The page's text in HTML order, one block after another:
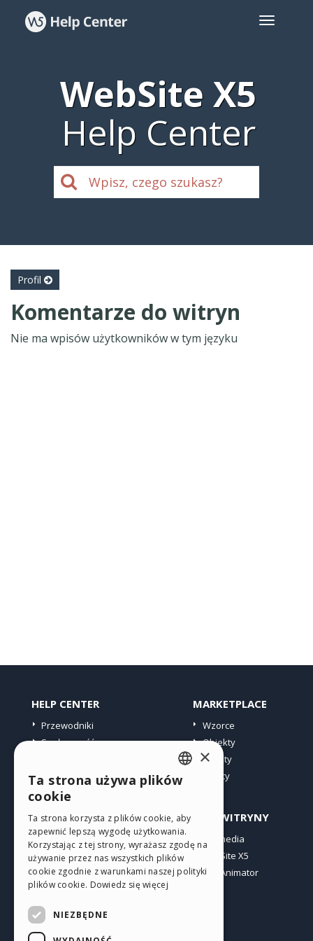
WebSite X5
Help Center
Profil
Komentarze do witryn
Nie ma wpisów użytkowników w tym języku
HELP CENTER
Przewodniki
Społeczność
MARKETPLACE
Wzorce
Obiekty
Punkty
Oferty
PROFIL
Moje wpisy
Moje licencje
Pobieranie
Web hosting
INNE WITRYNY
Incomedia
WebSite X5
WebAnimator
ENGLISH
GERMAN
SPANISH
PORTUGUESE
×
Ta strona używa plików
cookie
Ta strona korzysta z plików cookie, aby
zapewnić lepszą wygodę użytkowania.
Korzystając z tej strony, wyrażasz zgodę na
używanie przez nas wszystkich plików
cookie zgodnie z warunkami naszej polityki
plików cookie. Dowiedz się więcej
NIEZBĘDNE